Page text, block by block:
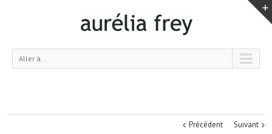
Aller à...
Précédent Suivant